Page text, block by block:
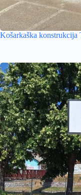
Košarkaška konstrukcija